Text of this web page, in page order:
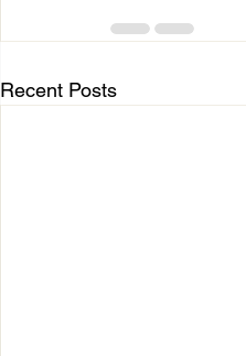
Recent Posts